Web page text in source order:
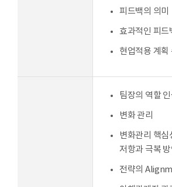
피드백의 의미
효과적인 피드
현업적용 계획
팀장의 역할 인
변화 관리
변화관리 핵
저항과 극복
전략의